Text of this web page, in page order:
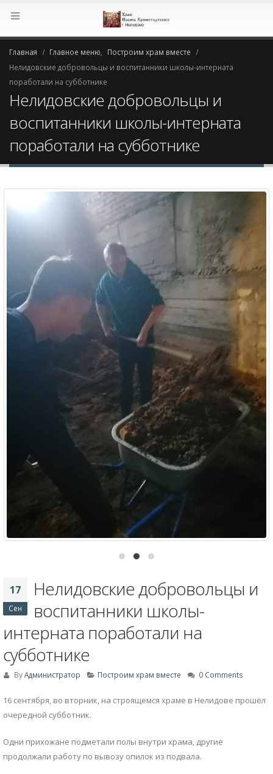
Главная Главное меню,
Построим храм вместе
Нелидовские добровольцы и воспитанники школы-интерната
поработали на субботнике
Нелидовские добровольцы и
воспитанники школы-интерната
поработали на субботнике
17
Сен
Нелидовские добровольцы и
воспитанники школы-
интерната поработали на
субботнике
ByАдминистратор Построим храм вместе 0 Comments
16 сентября, во вторник, на строящемся храме в Нелидове прошёл
очередной субботник.
Одни прихожане подметали полы внутри храма, другие
продолжали работу по вывозу опилок из подвала.